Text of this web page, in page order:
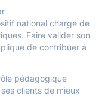
national chargé de
Faire valider son
de contribuer à
pédagogique
clients de mieux